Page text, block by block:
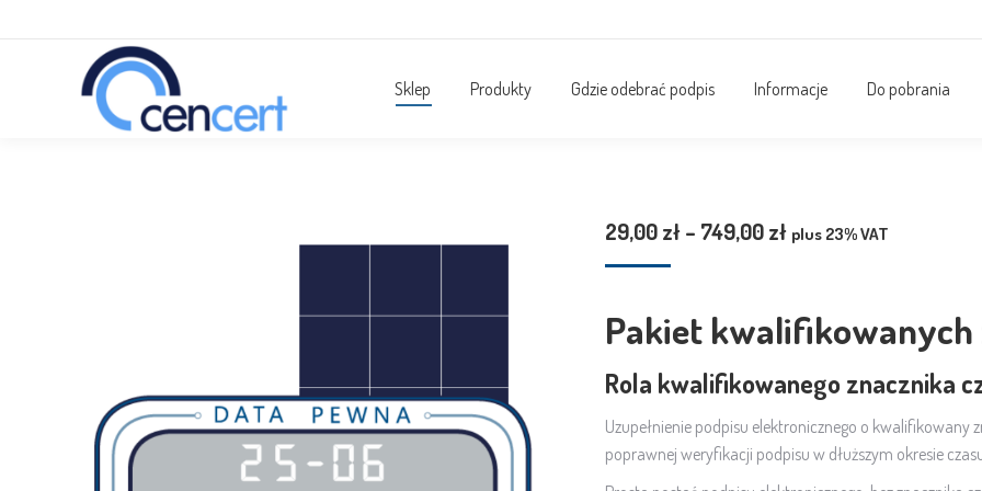
Sklep Produkty Gdzie odebrać podpis Informacje Do pobrania
29,00zł– 749,00złZakres
29,00 zł
749,00 zł
plus 23% VAT
Pakiet kwalifikowanych
Rola kwalifikowanego znacznika
Uzupełnienie podpisu elektronicznego o kwalifikowany
poprawnej weryfikacji podpisu w dłuższym okresie